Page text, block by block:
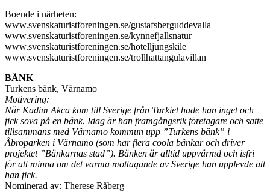
Boende i närheten:
www.svenskaturistforeningen.se/gustafsberguddevalla
www.svenskaturistforeningen.se/kynnefjallsnatur
www.svenskaturistforeningen.se/hotelljungskile
www.svenskaturistforeningen.se/trollhattangulavillan
BÄNK
Turkens bänk, Värnamo
Motivering:
När Kadim Akca kom till Sverige från Turkiet hade han inget och
fick sova på en bänk. Idag är han framgångsrik företagare och satte
tillsammans med Värnamo kommun upp ”Turkens bänk” i
Åbroparken i Värnamo (som har flera coola bänkar och driver
projektet ”Bänkarnas stad”). Bänken är alltid uppvärmd och isfri
för att minna om det varma mottagande av Sverige han upplevde att
han fick.
Nominerad av: Therese Råberg